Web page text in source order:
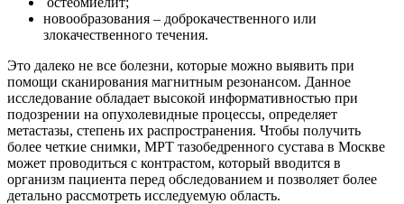
новообразования – доброкачественного или
злокачественного течения.
Это далеко не все болезни, которые можно выявить при
помощи сканирования магнитным резонансом. Данное
исследование обладает высокой информативностью при
подозрении на опухолевидные процессы, определяет
метастазы, степень их распространения. Чтобы получить
более четкие снимки, МРТ тазобедренного сустава в Москве
может проводиться с контрастом, который вводится в
организм пациента перед обследованием и позволяет более
детально рассмотреть исследуемую область.